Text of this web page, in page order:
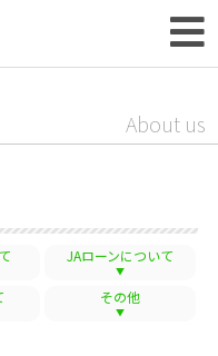
About us
JAローンについて
その他